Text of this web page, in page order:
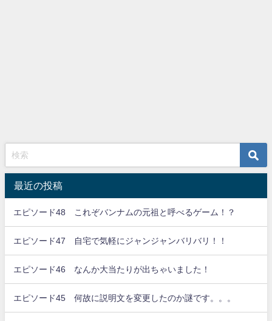
最近の投稿
エピソード48 これぞバンナムの元祖と呼べるゲーム！？
エピソード47 自宅で気軽にジャンジャンバリバリ！！
エピソード46 なんか大当たりが出ちゃいました！
エピソード45 何故に説明文を変更したのか謎です。。。